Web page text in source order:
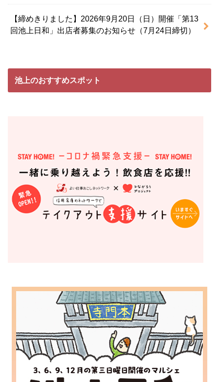
【締めきりました】2026年9月20日（日）開催「第13
回池上日和」出店者募集のお知らせ（7月24日締切）
池上のおすすめスポット